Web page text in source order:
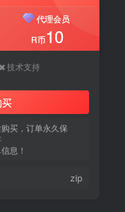
代理会员
R币10
技术支持
购买，订单永久保
息！
zip